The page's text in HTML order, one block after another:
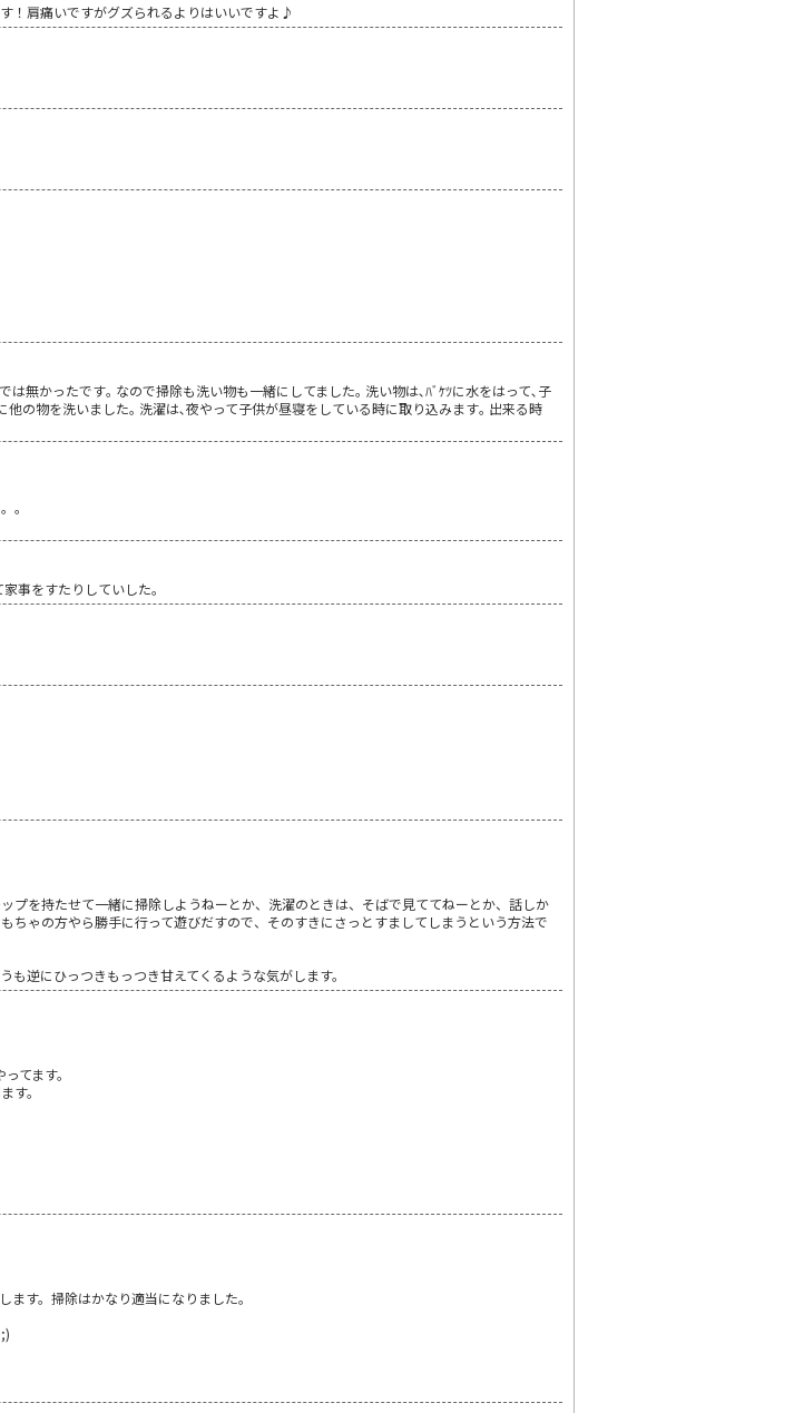
！肩痛いですがグズられるよりはいいですよ♪
無かったです｡ なので掃除も洗い物も一緒にしてました｡ 洗い物は､ﾊﾞｹﾂに水をはって､子
他の物を洗いました｡ 洗濯は､夜やって子供が昼寝をしている時に取り込みます｡ 出来る時
。
事をすたりしていした。
プを持たせて一緒に掃除しようねーとか、洗濯のときは、そばで見ててねーとか、話しか
ちゃの方やら勝手に行って遊びだすので、そのすきにさっとすましてしまうという方法で
逆にひっつきもっつき甘えてくるような気がします。
てます。
す。
す。掃除はかなり適当になりました。